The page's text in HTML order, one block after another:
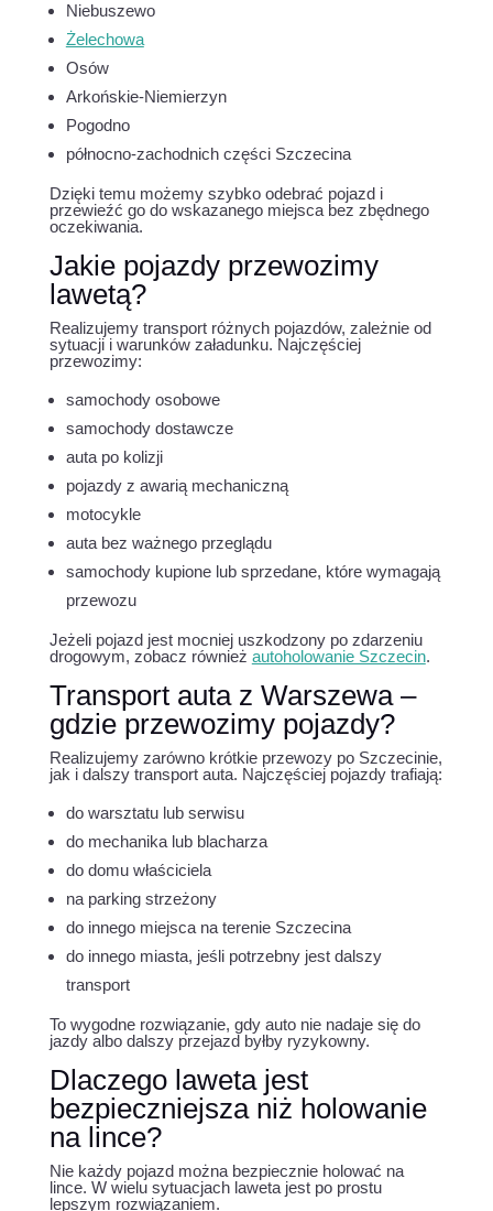
Niebuszewo
Żelechowa
Osów
Arkońskie-Niemierzyn
Pogodno
północno-zachodnich części Szczecina
Dzięki temu możemy szybko odebrać pojazd i
przewieźć go do wskazanego miejsca bez zbędnego
oczekiwania.
Jakie pojazdy przewozimy
lawetą?
Realizujemy transport różnych pojazdów, zależnie od
sytuacji i warunków załadunku. Najczęściej
przewozimy:
samochody osobowe
samochody dostawcze
auta po kolizji
pojazdy z awarią mechaniczną
motocykle
auta bez ważnego przeglądu
samochody kupione lub sprzedane, które wymagają
przewozu
Jeżeli pojazd jest mocniej uszkodzony po zdarzeniu
drogowym, zobacz również autoholowanie Szczecin.
Transport auta z Warszewa –
gdzie przewozimy pojazdy?
Realizujemy zarówno krótkie przewozy po Szczecinie,
jak i dalszy transport auta. Najczęściej pojazdy trafiają:
do warsztatu lub serwisu
do mechanika lub blacharza
do domu właściciela
na parking strzeżony
do innego miejsca na terenie Szczecina
do innego miasta, jeśli potrzebny jest dalszy
transport
To wygodne rozwiązanie, gdy auto nie nadaje się do
jazdy albo dalszy przejazd byłby ryzykowny.
Dlaczego laweta jest
bezpieczniejsza niż holowanie
na lince?
Nie każdy pojazd można bezpiecznie holować na
lince. W wielu sytuacjach laweta jest po prostu
lepszym rozwiązaniem.